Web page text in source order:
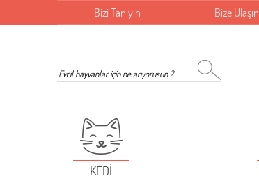
Bizi Tanıyın Bize Ulaşın
KEDİ